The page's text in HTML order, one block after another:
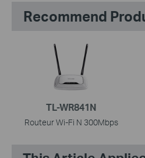
Recommend
TL-WR841N
Routeur Wi-Fi N 300Mbps